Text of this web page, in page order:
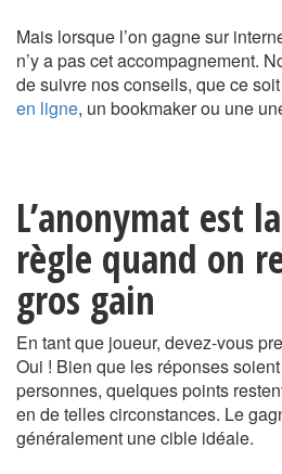
Mais lorsque l’on gagne sur
n’y a pas cet accompagnement.
de suivre nos conseils, que ce
en ligne, un bookmaker ou une
L’anonymat est
règle quand on
gros gain
En tant que joueur, devez-vous
Oui ! Bien que les réponses
personnes, quelques points
en de telles circonstances. Le
généralement une cible idéale.